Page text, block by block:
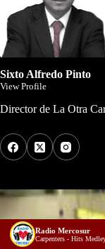
Sixto Alfredo Pinto
View Profile
Director de La Otra
Radio Mercosur
Carpenters - Hits